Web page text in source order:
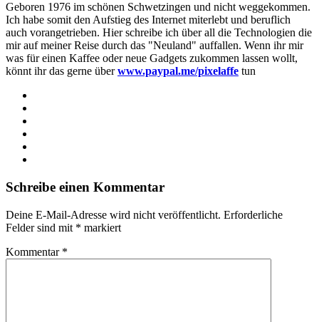
Geboren 1976 im schönen Schwetzingen und nicht weggekommen.
Ich habe somit den Aufstieg des Internet miterlebt und beruflich
auch vorangetrieben. Hier schreibe ich über all die Technologien die
mir auf meiner Reise durch das "Neuland" auffallen. Wenn ihr mir
was für einen Kaffee oder neue Gadgets zukommen lassen wollt,
könnt ihr das gerne überwww.paypal.me/pixelaffe tun
Schreibe einen Kommentar
Deine E-Mail-Adresse wird nicht veröffentlicht. Erforderliche
Felder sind mit * markiert
Kommentar *